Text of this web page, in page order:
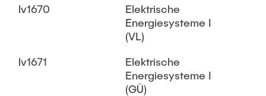
lv1670
Elektrische
Energiesysteme I
(VL)
lv1671
Elektrische
Energiesysteme I
(GÜ)